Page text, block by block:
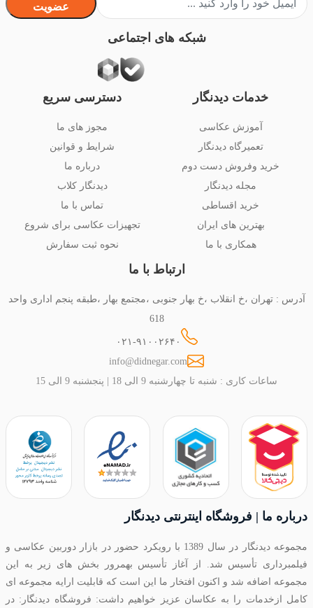
خدمات دیدنگار
آموزش عکاسی
تعمیرگاه دیدنگار
خرید وفروش دست دوم
مجله دیدنگار
خرید اقساطی
بهترین های ایران
همکاری با ما
دسترسی سریع
مجوز های ما
شرایط و قوانین
درباره ما
دیدنگار کلاب
تماس با ما
تجهیزات عکاسی برای شروع
نحوه ثبت سفارش
ارتباط با ما
آدرس : تهران ،خ انقلاب ،خ بهار جنوبی ،مجتمع بهار ،طبقه پنجم اداری واحد
618
۰۲۱-۹۱۰۰۲۶۴۰
info@didnegar.com
ساعات کاری : شنبه تا چهارشنبه 9 الی 18 | پنجشنبه 9 الی 15
عضویت
شبکه های اجتماعی
درباره ما | فروشگاه اینترنتی دیدنگار
مجموعه دیدنگار در سال 1389 با رویکرد حضور در بازار دوربین عکاسی و
فیلمبرداری تأسیس شد. از آغاز تأسیس بهمرور بخش های زیر به این
مجموعه اضافه شد و اکنون افتخار ما این است که قابلیت ارایه مجموعه ای
کامل ازخدمات را به عکاسان عزیز خواهیم داشت: فروشگاه دیدنگار: در